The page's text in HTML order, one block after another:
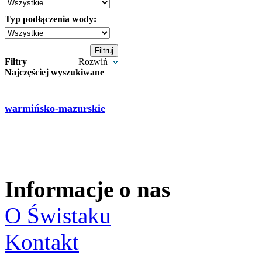
Typ podłączenia wody:
Filtry
Rozwiń
Najczęściej wyszukiwane
warmińsko-mazurskie
Informacje o nas
O Świstaku
Kontakt